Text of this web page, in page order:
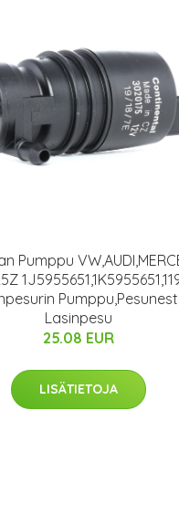
Pumppu
Lasinpesu
25.08 EUR
LISÄTIETOJA